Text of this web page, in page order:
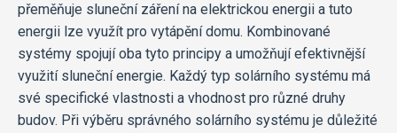
přeměňuje sluneční záření na elektrickou energii a tuto
energii lze využít pro vytápění domu. Kombinované
systémy spojují oba tyto principy a umožňují efektivnější
využití sluneční energie. Každý typ solárního systému má
své specifické vlastnosti a vhodnost pro různé druhy
budov. Při výběru správného solárního systému je důležité